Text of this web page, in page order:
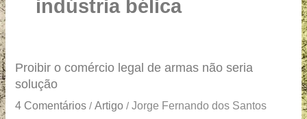
indústria bélica
Proibir o comércio legal de armas não seria
solução
4 Comentários /Artigo /Jorge Fernando dos Santos
Proibir
o
legal